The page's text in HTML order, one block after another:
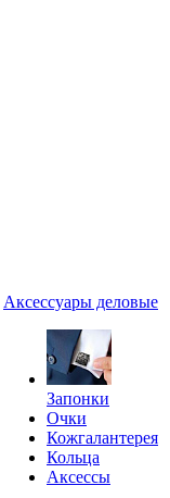
Аксессуары деловые
Запонки
Очки
Кожгалантерея
Кольца
Аксессы